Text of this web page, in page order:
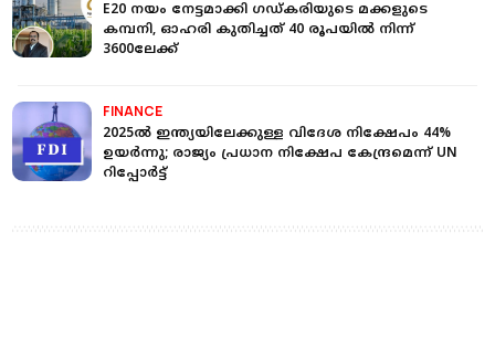
E20 നയം നേട്ടമാക്കി ഗഡ്​കരിയുടെ മക്കളുടെ
കമ്പനി, ഓഹരി കുതിച്ചത് 40 രൂപയിൽ നിന്ന്
3600ലേക്ക്
FINANCE
2025ല്‍ ഇന്ത്യയിലേക്കുള്ള വിദേശ നിക്ഷേപം 44%
ഉയര്‍ന്നു; രാജ്യം പ്രധാന നിക്ഷേപ കേന്ദ്രമെന്ന് UN
റിപ്പോര്‍ട്ട്